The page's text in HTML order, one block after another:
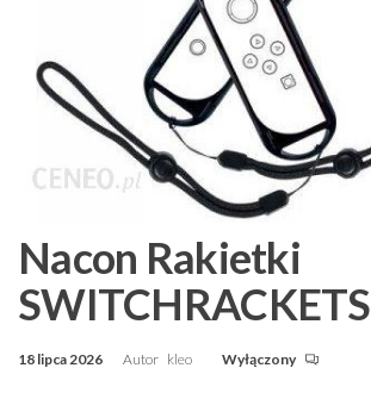
Nacon Rakietki
SWITCHRACKETS
18 lipca 2026 Autor kleo Wyłączony